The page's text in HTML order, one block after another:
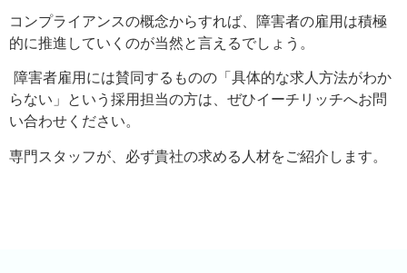
コンプライアンスの概念からすれば、障害者の雇用は積極
的に推進していくのが当然と言えるでしょう。
障害者雇用には賛同するものの「具体的な求人方法がわか
らない」という採用担当の方は、ぜひイーチリッチへお問
い合わせください。
専門スタッフが、必ず貴社の求める人材をご紹介します。